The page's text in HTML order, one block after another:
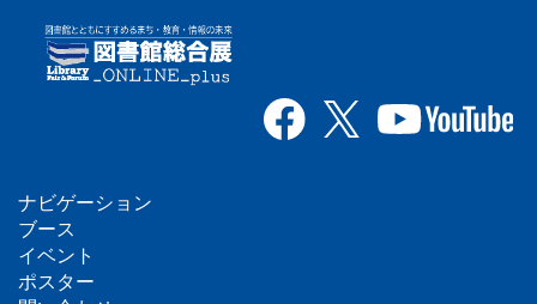
フ
ッ
ナビゲーション
ブース
イベント
ポスター